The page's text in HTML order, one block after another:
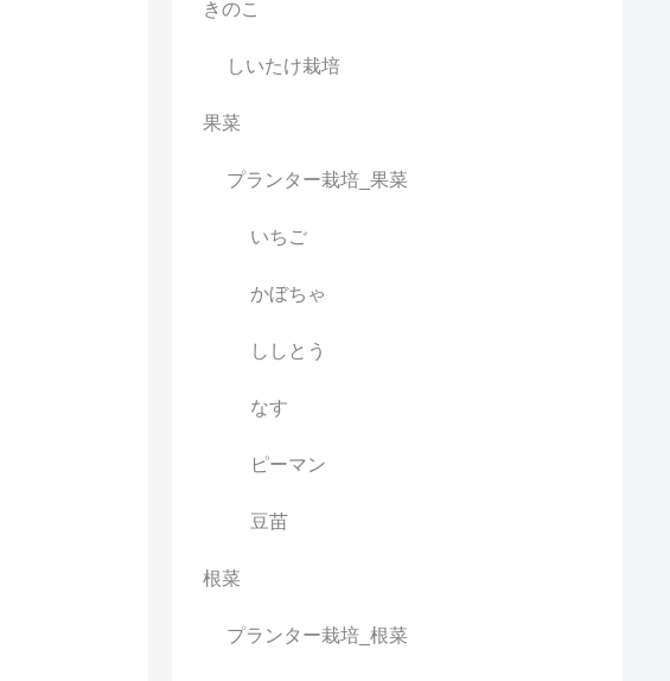
きのこ
しいたけ栽培
果菜
プランター栽培_果菜
いちご
かぼちゃ
ししとう
なす
ピーマン
豆苗
根菜
プランター栽培_根菜